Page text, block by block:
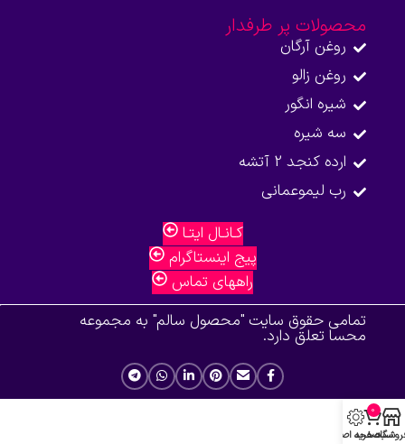
محصولات پر طرفدار
روغن آرگان
روغن زالو
شیره انگور
سه شیره
ارده کنجد 2 آتشه
رب لیموعمانی
کـانـال ایتـا
پیج اینستاگرام
راههای تماس
تمامی حقوق سایت "محصول سالم" به مجموعه
محسا تعلق دارد.
0
سبد خرید
صفحه اصلی